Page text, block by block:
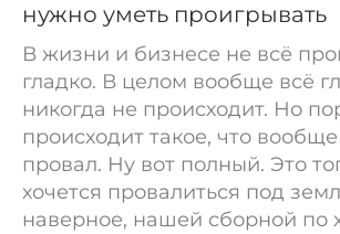
нужно уметь проигрывать
В жизни и бизнесе не всё
гладко. В целом вообще всё
никогда не происходит. Но
происходит такое, что
провал. Ну вот полный. Это
хочется провалиться под
наверное, нашей сборной по